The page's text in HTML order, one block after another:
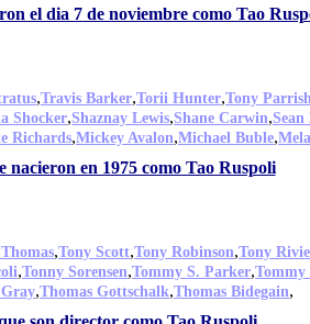
el dia 7 de noviembre como Tao
,Travis Barker,Torii Hunter,Tony
Shocker,Shaznay Lewis,Shane Carwin,Sean
Richards,Mickey Avalon,Michael Buble,
nacieron en 1975 como Tao Ruspoli
,Tony Scott,Tony Robinson,Tony
,Tonny Sorensen,Tommy S. Parker,Tommy
,Thomas Gottschalk,Thomas Bidegain,